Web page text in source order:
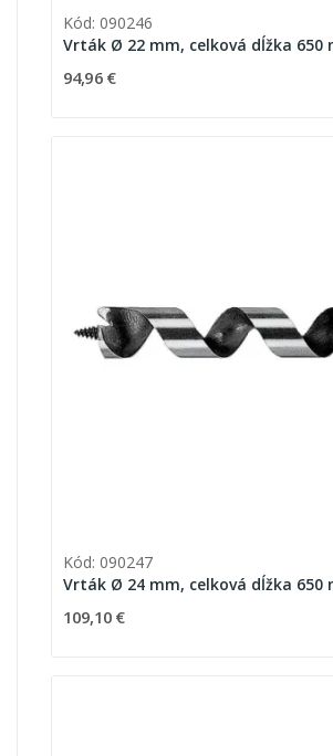
Kód: 090246
Vrták Ø 22 mm, celková dĺžka 650
94,96 €
Kód: 090247
Vrták Ø 24 mm, celková dĺžka 650
109,10 €